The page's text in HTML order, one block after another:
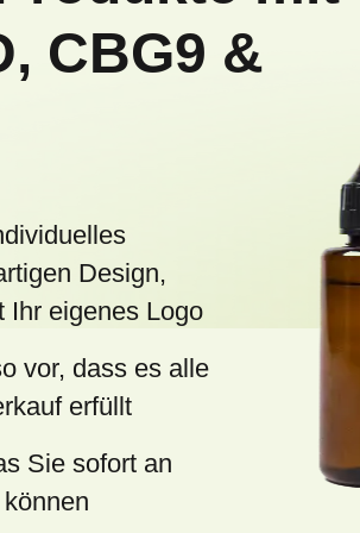
e
r
L
i
s
e
CBG9 &
Design,
Ihr eigenes Logo
vor, dass es alle
erfüllt
Sie sofort an